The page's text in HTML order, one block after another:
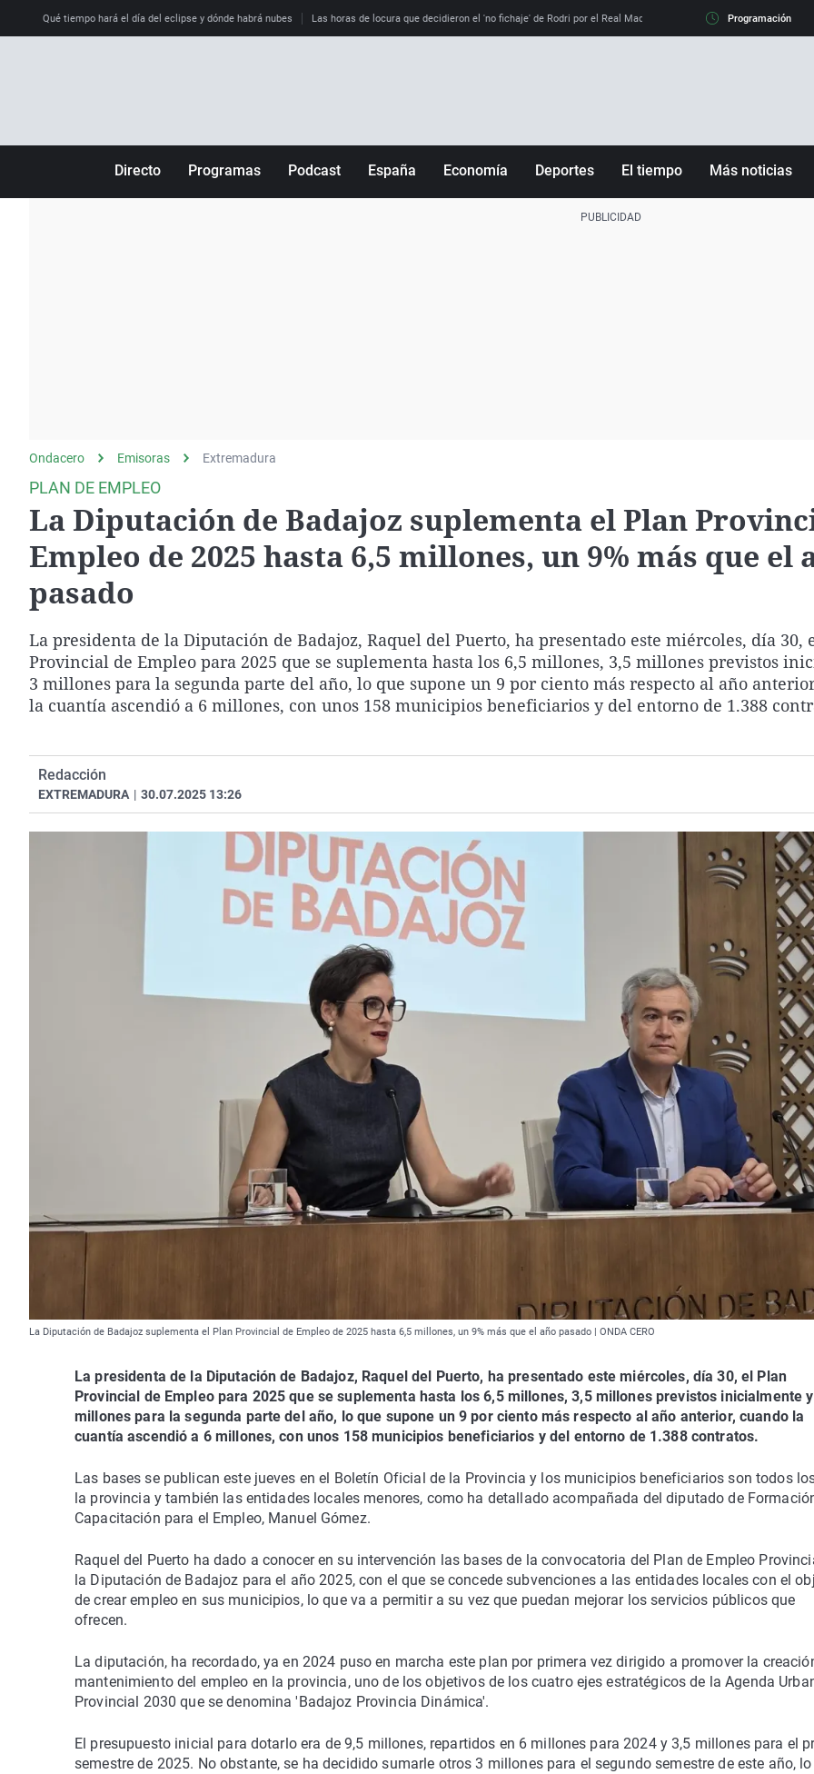
Qué tiempo hará el día del eclipse y dónde habrá nubes Las horas de locura que decidieron el 'no fichaje' de Rodri por el Real Madrid y su 'sí' al Barça La llamada
Programación
Directo Programas
gato
Podcast
Operación Viuda
Negra
España
Navarra
País Vasco
Economía Deportes El tiempo Más noticias
Ondacero Emisoras Extremadura
PLAN DE EMPLEO
La Diputación de Badajoz suplementa el Plan
Empleo de 2025 hasta 6,5 millones, un 9% más que el
pasado
La presidenta de la Diputación de Badajoz, Raquel del Puerto, ha presentado este miércoles, día 30,
Provincial de Empleo para 2025 que se suplementa hasta los 6,5 millones, 3,5 millones previstos
3 millones para la segunda parte del año, lo que supone un 9 por ciento más respecto al año
la cuantía ascendió a 6 millones, con unos 158 municipios beneficiarios y del entorno de 1.388
Redacción
EXTREMADURA | 30.07.2025 13:26
La Diputación de Badajoz suplementa el Plan Provincial de Empleo de 2025 hasta 6,5 millones, un 9% más que el año pasado | ONDA CERO
La presidenta de la Diputación de Badajoz, Raquel del Puerto, ha presentado este miércoles, día 30, el Plan
Provincial de Empleo para 2025 que se suplementa hasta los 6,5 millones, 3,5 millones previstos inicialmente
millones para la segunda parte del año, lo que supone un 9 por ciento más respecto al año anterior, cuando la
cuantía ascendió a 6 millones, con unos 158 municipios beneficiarios y del entorno de 1.388 contratos.
Las bases se publican este jueves en el Boletín Oficial de la Provincia y los municipios beneficiarios son todos
la provincia y también las entidades locales menores, como ha detallado acompañada del diputado de
Capacitación para el Empleo, Manuel Gómez.
Raquel del Puerto ha dado a conocer en su intervención las bases de la convocatoria del Plan de Empleo
la Diputación de Badajoz para el año 2025, con el que se concede subvenciones a las entidades locales con el
de crear empleo en sus municipios, lo que va a permitir a su vez que puedan mejorar los servicios públicos que
ofrecen.
La diputación, ha recordado, ya en 2024 puso en marcha este plan por primera vez dirigido a promover la
mantenimiento del empleo en la provincia, uno de los objetivos de los cuatro ejes estratégicos de la Agenda
Provincial 2030 que se denomina 'Badajoz Provincia Dinámica'.
El presupuesto inicial para dotarlo era de 9,5 millones, repartidos en 6 millones para 2024 y 3,5 millones para el
semestre de 2025. No obstante, se ha decidido sumarle otros 3 millones para el segundo semestre de este año,